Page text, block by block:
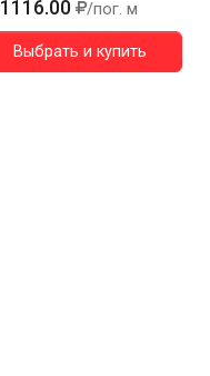
1116.00 /пог. м
Выбрать и купить